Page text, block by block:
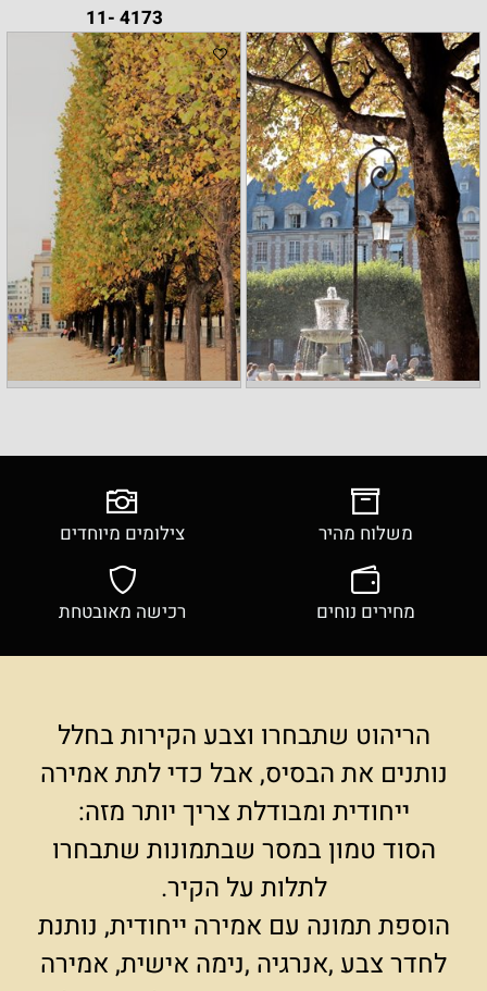
4173 -11
משלוח מהיר צילומים מיוחדים
מחירים נוחים רכישה מאובטחת
הריהוט שתבחרו וצבע הקירות בחלל
נותנים את הבסיס, אבל כדי לתת אמירה
ייחודית ומבודלת צריך יותר מזה:
הסוד טמון במסר שבתמונות שתבחרו
לתלות על הקיר.
הוספת תמונה עם אמירה ייחודית, נותנת
לחדר צבע ,אנרגיה ,נימה אישית, אמירה